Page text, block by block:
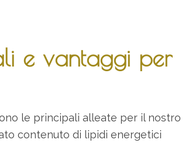
e vantaggi per
le principali alleate per il nostro
contenuto di lipidi energetici